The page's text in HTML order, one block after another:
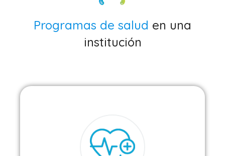
Programas de salud en una
institución